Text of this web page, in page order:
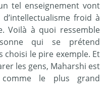
tel enseignement vont
froid à
Voilà à quoi ressemble
qui se prétend
choisi le pire exemple. Et
les gens, Maharshi est
le plus grand